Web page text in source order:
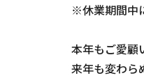
※休業期間中
本年もご愛顧
来年も変わら